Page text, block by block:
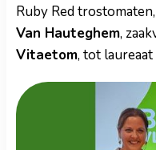
Ruby Red
Van Hauteghem,
Vitaetom, tot